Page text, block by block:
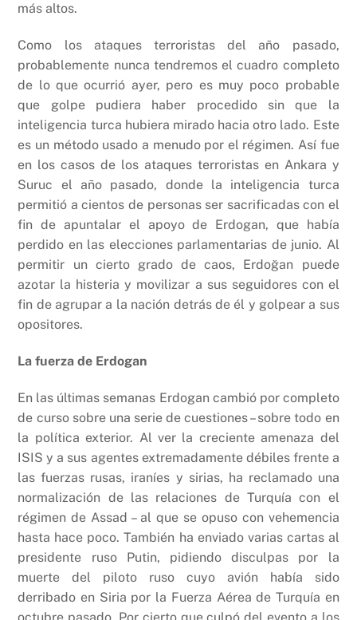
más altos.
Como los ataques terroristas del año pasado,
probablemente nunca tendremos el cuadro completo
de lo que ocurrió ayer, pero es muy poco probable
que golpe pudiera haber procedido sin que la
inteligencia turca hubiera mirado hacia otro lado. Este
es un método usado a menudo por el régimen. Así fue
en los casos de los ataques terroristas en Ankara y
Suruc el año pasado, donde la inteligencia turca
permitió a cientos de personas ser sacrificadas con el
fin de apuntalar el apoyo de Erdogan, que había
perdido en las elecciones parlamentarias de junio. Al
permitir un cierto grado de caos, Erdoğan puede
azotar la histeria y movilizar a sus seguidores con el
fin de agrupar a la nación detrás de él y golpear a sus
opositores.
La fuerza de Erdogan
En las últimas semanas Erdogan cambió por completo
de curso sobre una serie de cuestiones – sobre todo en
la política exterior. Al ver la creciente amenaza del
ISIS y a sus agentes extremadamente débiles frente a
las fuerzas rusas, iraníes y sirias, ha reclamado una
normalización de las relaciones de Turquía con el
régimen de Assad – al que se opuso con vehemencia
hasta hace poco. También ha enviado varias cartas al
presidente ruso Putin, pidiendo disculpas por la
muerte del piloto ruso cuyo avión había sido
derribado en Siria por la Fuerza Aérea de Turquía en